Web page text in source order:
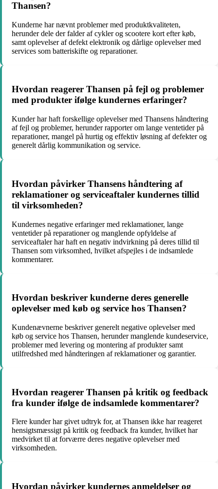
Thansen?
Kunderne har nævnt problemer med produktkvaliteten,
herunder dele der falder af cykler og scootere kort efter køb,
samt oplevelser af defekt elektronik og dårlige oplevelser med
services som batteriskifte og reparationer.
Hvordan reagerer Thansen på fejl og problemer
med produkter ifølge kundernes erfaringer?
Kunder har haft forskellige oplevelser med Thansens håndtering
af fejl og problemer, herunder rapporter om lange ventetider på
reparationer, mangel på hurtig og effektiv løsning af defekter og
generelt dårlig kommunikation og service.
Hvordan påvirker Thansens håndtering af
reklamationer og serviceaftaler kundernes tillid
til virksomheden?
Kundernes negative erfaringer med reklamationer, lange
ventetider på reparationer og manglende opfyldelse af
serviceaftaler har haft en negativ indvirkning på deres tillid til
Thansen som virksomhed, hvilket afspejles i de indsamlede
kommentarer.
Hvordan beskriver kunderne deres generelle
oplevelser med køb og service hos Thansen?
Kundenævnerne beskriver generelt negative oplevelser med
køb og service hos Thansen, herunder manglende kundeservice,
problemer med levering og montering af produkter samt
utilfredshed med håndteringen af reklamationer og garantier.
Hvordan reagerer Thansen på kritik og feedback
fra kunder ifølge de indsamlede kommentarer?
Flere kunder har givet udtryk for, at Thansen ikke har reageret
hensigtsmæssigt på kritik og feedback fra kunder, hvilket har
medvirket til at forværre deres negative oplevelser med
virksomheden.
Hvordan påvirker kundernes anmeldelser og